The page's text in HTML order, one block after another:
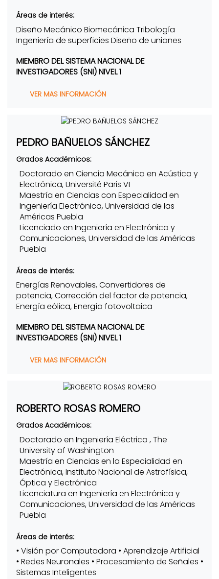
Áreas de interés:
Diseño Mecánico Biomecánica Tribología
Ingeniería de superficies Diseño de uniones
MIEMBRO DEL SISTEMA NACIONAL DE
INVESTIGADORES (SNI) NIVEL 1
VER MAS INFORMACIÓN
PEDRO BAÑUELOS SÁNCHEZ
Grados Académicos:
Doctorado en Ciencia Mecánica en Acústica y
Electrónica, Université Paris VI
Maestría en Ciencias con Especialidad en
Ingeniería Electrónica, Universidad de las
Américas Puebla
Licenciado en Ingeniería en Electrónica y
Comunicaciones, Universidad de las Américas
Puebla
Áreas de interés:
Energías Renovables, Convertidores de
potencia, Corrección del factor de potencia,
Energía eólica, Energía fotovoltaica
MIEMBRO DEL SISTEMA NACIONAL DE
INVESTIGADORES (SNI) NIVEL 1
VER MAS INFORMACIÓN
ROBERTO ROSAS ROMERO
Grados Académicos:
Doctorado en Ingeniería Eléctrica , The
University of Washington
Maestría en Ciencias en la Especialidad en
Electrónica, Instituto Nacional de Astrofísica,
Óptica y Electrónica
Licenciatura en Ingeniería en Electrónica y
Comunicaciones, Universidad de las Américas
Puebla
Áreas de interés:
• Visión por Computadora • Aprendizaje Artificial
• Redes Neuronales • Procesamiento de Señales •
Sistemas Inteligentes